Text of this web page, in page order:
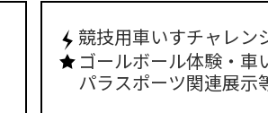
競技用車いすチャレン
ゴールボール体験・車
パラスポーツ関連展示